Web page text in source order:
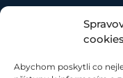
cookies
Abychom poskytli co